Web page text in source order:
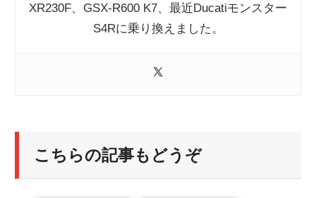
XR230F、GSX-R600 K7、最近Ducatiモンスター
S4Rに乗り換えました。
こちらの記事もどうぞ